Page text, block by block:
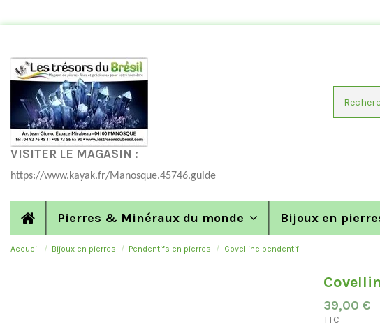
VISITER LE MAGASIN :
https://www.kayak.fr/Manosque.45746.guide
Pierres & Minéraux du monde Bijoux en
Accueil Bijoux en pierres Pendentifs en pierres Covelline pendentif
39,00 €
TTC